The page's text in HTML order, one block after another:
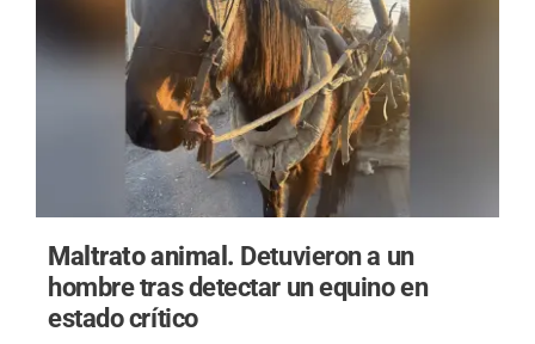
Maltrato animal. Detuvieron a un
hombre tras detectar un equino en
estado crítico